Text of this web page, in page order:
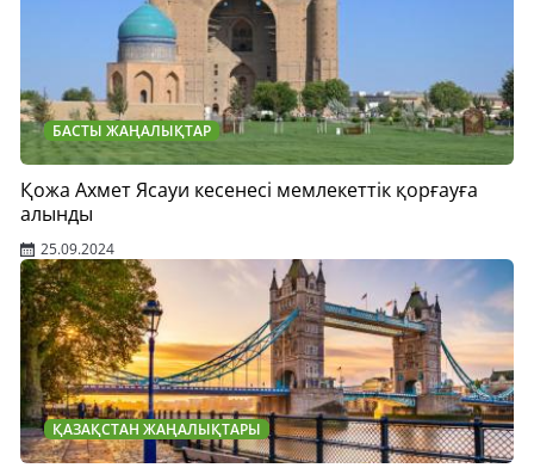
БАСТЫ ЖАҢАЛЫҚТАР
Қожа Ахмет Ясауи кесенесі мемлекеттік қорғауға
алынды
25.09.2024
ҚАЗАҚСТАН ЖАҢАЛЫҚТАРЫ